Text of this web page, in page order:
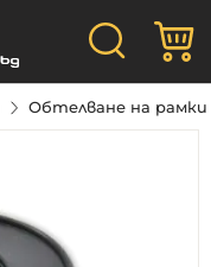
Търсене
Обтелване на рамки